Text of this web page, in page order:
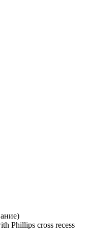
Phillips cross recess